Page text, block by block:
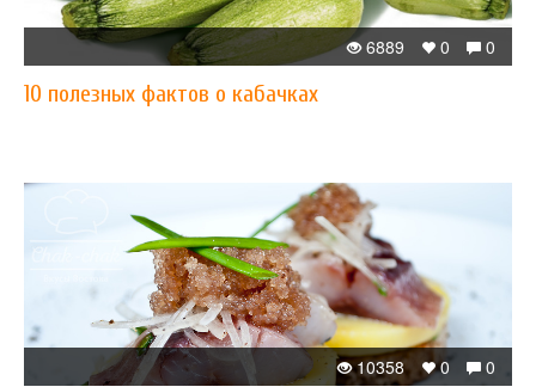
0
0
6889
10 полезных фактов о кабачках
0
0
10358